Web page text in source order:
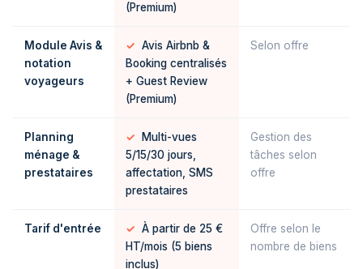
(Premium)
Module Avis &
notation
voyageurs
✓ Avis Airbnb &
Booking centralisés
+ Guest Review
(Premium)
Selon offre
Planning
ménage &
prestataires
✓
Multi-vues
5/15/30 jours,
affectation, SMS
prestataires
Gestion des
tâches selon
offre
Tarif d'entrée ✓ À partir de 25 €
HT/mois (5 biens
inclus)
Offre selon le
nombre de biens